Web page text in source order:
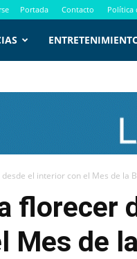
Portada Contacto Política
el interior con el Mes de la
florecer
Mes de